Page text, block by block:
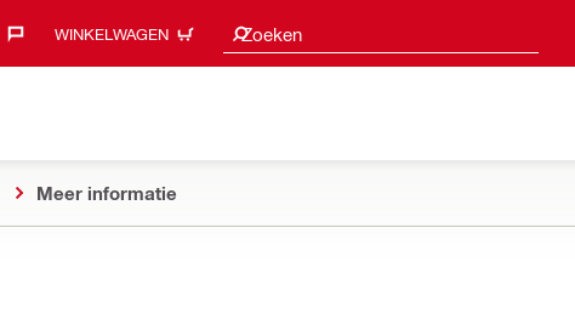
WINKELWAGEN Zoeken
Zoeksuggesties
Meer informatie